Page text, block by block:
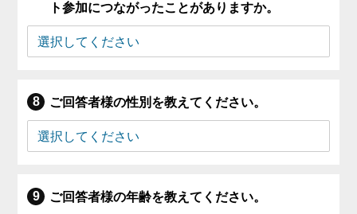
ト参加につながったことがありますか。
ご回答者様の性別を教えてください。
ご回答者様の年齢を教えてください。